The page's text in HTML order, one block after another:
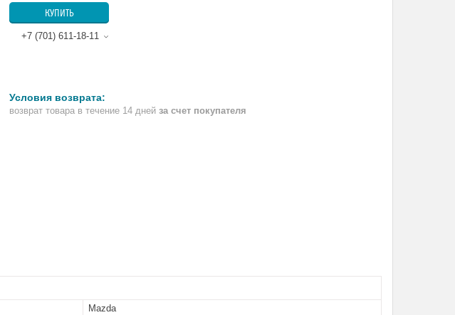
КУПИТЬ
+7 (701) 611-18-11
возврат товара в течение 14 дней за счет покупателя
Mazda